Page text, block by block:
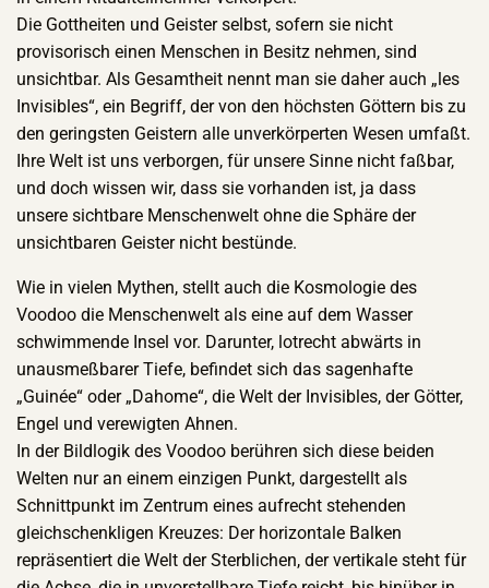
Die Gottheiten und Geister selbst, sofern sie nicht
provisorisch einen Menschen in Besitz nehmen, sind
unsichtbar. Als Gesamtheit nennt man sie daher auch „les
Invisibles“, ein Begriff, der von den höchsten Göttern bis zu
den geringsten Geistern alle unverkörperten Wesen umfaßt.
Ihre Welt ist uns verborgen, für unsere Sinne nicht faßbar,
und doch wissen wir, dass sie vorhanden ist, ja dass
unsere sichtbare Menschenwelt ohne die Sphäre der
unsichtbaren Geister nicht bestünde.
Wie in vielen Mythen, stellt auch die Kosmologie des
Voodoo die Menschenwelt als eine auf dem Wasser
schwimmende Insel vor. Darunter, lotrecht abwärts in
unausmeßbarer Tiefe, befindet sich das sagenhafte
„Guinée“ oder „Dahome“, die Welt der Invisibles, der Götter,
Engel und verewigten Ahnen.
In der Bildlogik des Voodoo berühren sich diese beiden
Welten nur an einem einzigen Punkt, dargestellt als
Schnittpunkt im Zentrum eines aufrecht stehenden
gleichschenkligen Kreuzes: Der horizontale Balken
repräsentiert die Welt der Sterblichen, der vertikale steht für